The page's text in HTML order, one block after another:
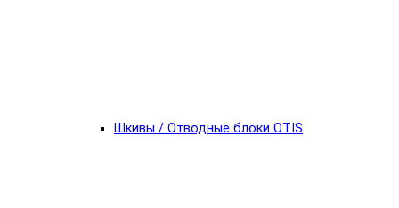
Шкивы / Отводные блоки OTIS